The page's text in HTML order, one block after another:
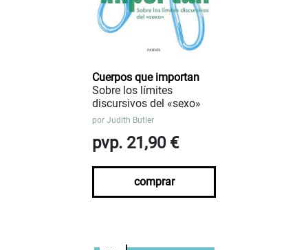
Cuerpos que importan
Sobre los límites
discursivos del «sexo»
por Judith Butler
pvp. 21,90 €
comprar